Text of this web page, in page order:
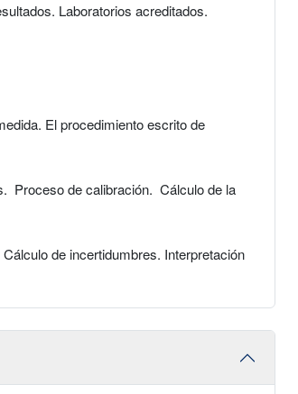
Laboratorios acreditados.
El procedimiento escrito de
Proceso de calibración. Cálculo de la
de incertidumbres. Interpretación